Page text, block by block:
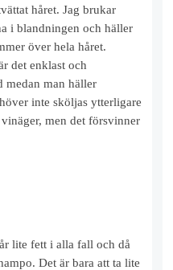
håret. Jag brukar
i blandningen och häller
över hela håret.
det enklast och
medan man häller
inte sköljas ytterligare
men det försvinner
lite fett i alla fall och då
Det är bara att ta lite